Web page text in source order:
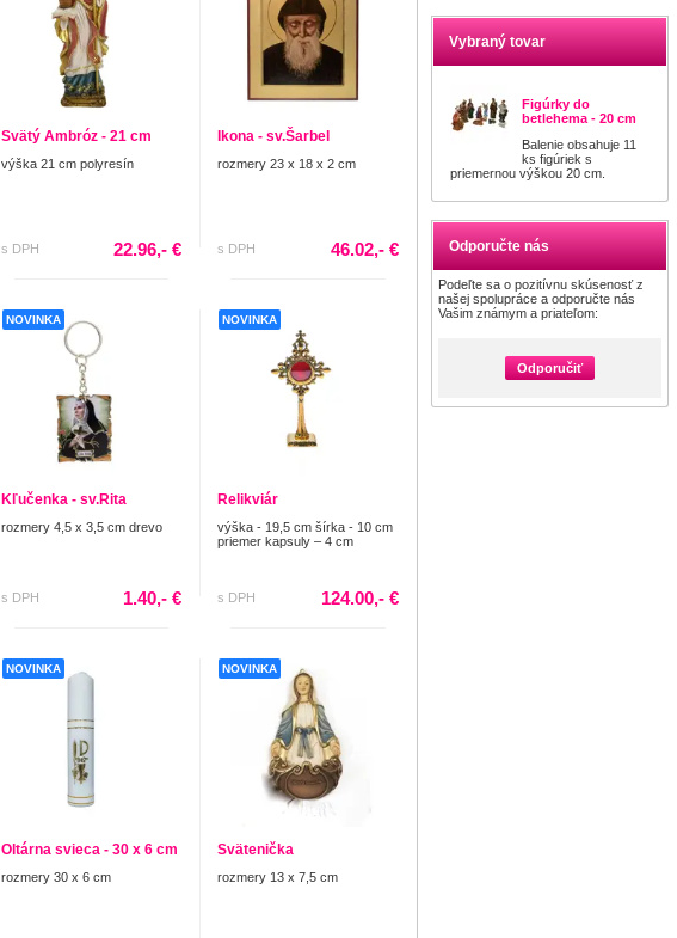
Vybraný tovar
Figúrky do
betlehema - 20 cm
Balenie obsahuje 11
ks figúriek s
priemernou výškou 20 cm.
Odporučte nás
Podeľte sa o pozitívnu skúsenosť z
našej spolupráce a odporučte nás
Vašim známym a priateľom:
Odporučiť
Svätý Ambróz - 21 cm
výška 21 cm polyresín
s DPH 22.96,- €
Ikona - sv.Šarbel
rozmery 23 x 18 x 2 cm
s DPH 46.02,- €
NOVINKA
Kľučenka - sv.Rita
rozmery 4,5 x 3,5 cm drevo
s DPH 1.40,- €
NOVINKA
Relikviár
výška - 19,5 cm šírka - 10 cm
priemer kapsuly – 4 cm
s DPH 124.00,- €
NOVINKA
Oltárna svieca - 30 x 6 cm
rozmery 30 x 6 cm
NOVINKA
Svätenička
rozmery 13 x 7,5 cm